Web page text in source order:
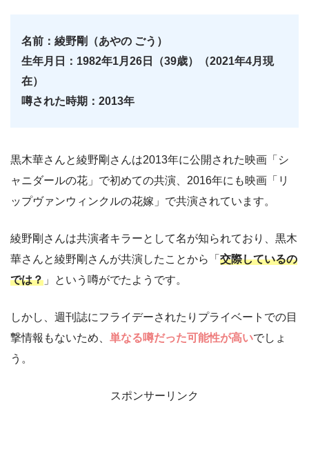
名前：綾野剛（あやの ごう）
生年月日：1982年1月26日（39歳）（2021年4月現
在）
噂された時期：2013年
黒木華さんと綾野剛さんは2013年に公開された映画「シ
ャニダールの花」で初めての共演、2016年にも映画「リ
ップヴァンウィンクルの花嫁」で共演されています。
綾野剛さんは共演者キラーとして名が知られており、黒木
華さんと綾野剛さんが共演したことから「 交際しているの
では？ 」という噂がでたようです。
しかし、週刊誌にフライデーされたりプライベートでの目
撃情報もないため、 単なる噂だった可能性が高いでしょ
う。
スポンサーリンク